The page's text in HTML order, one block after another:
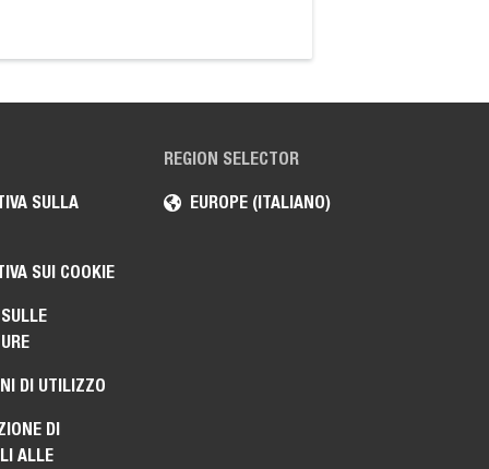
REGION SELECTOR
EUROPE (ITALIANO)
SULLA
SUI COOKIE
DI UTILIZZO
DI
ALLE